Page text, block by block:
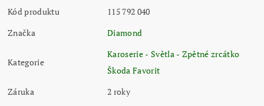
Kód produktu
115 792 040
Značka
Diamond
Kategorie
Karoserie - Světla - Zpětné zrcátko
Škoda Favorit
Záruka
2 roky